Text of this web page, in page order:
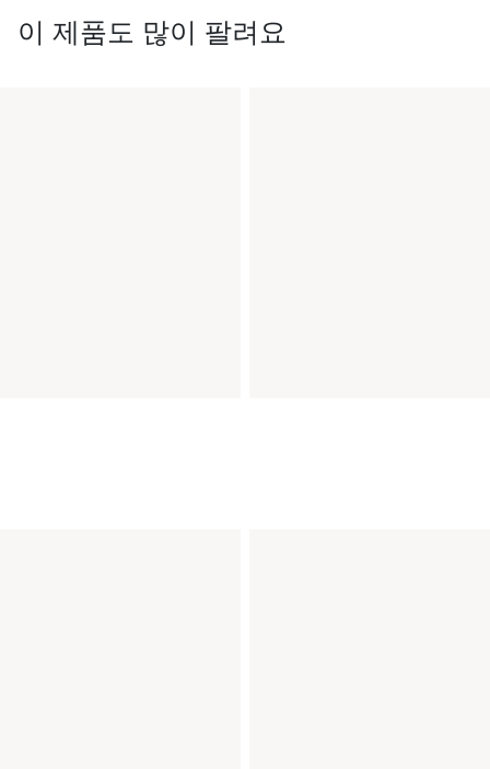
이 제품도 많이 팔려요